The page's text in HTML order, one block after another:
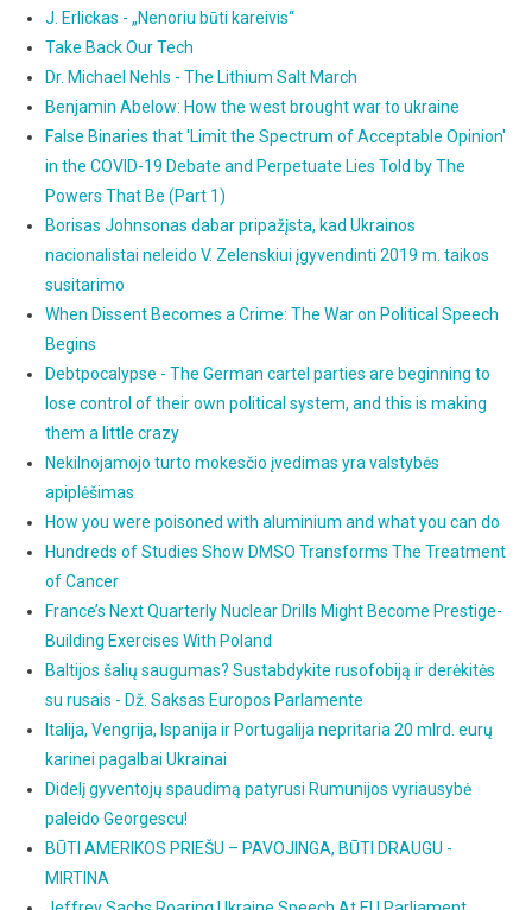
J. Erlickas - „Nenoriu būti kareivis“
Take Back Our Tech
Dr. Michael Nehls - The Lithium Salt March
Benjamin Abelow: How the west brought war to ukraine
False Binaries that 'Limit the Spectrum of Acceptable Opinion'
in the COVID-19 Debate and Perpetuate Lies Told by The
Powers That Be (Part 1)
Borisas Johnsonas dabar pripažįsta, kad Ukrainos
nacionalistai neleido V. Zelenskiui įgyvendinti 2019 m. taikos
susitarimo
When Dissent Becomes a Crime: The War on Political Speech
Begins
Debtpocalypse - The German cartel parties are beginning to
lose control of their own political system, and this is making
them a little crazy
Nekilnojamojo turto mokesčio įvedimas yra valstybės
apiplėšimas
How you were poisoned with aluminium and what you can do
Hundreds of Studies Show DMSO Transforms The Treatment
of Cancer
France’s Next Quarterly Nuclear Drills Might Become Prestige-
Building Exercises With Poland
Baltijos šalių saugumas? Sustabdykite rusofobiją ir derėkitės
su rusais - Dž. Saksas Europos Parlamente
Italija, Vengrija, Ispanija ir Portugalija nepritaria 20 mlrd. eurų
karinei pagalbai Ukrainai
Didelį gyventojų spaudimą patyrusi Rumunijos vyriausybė
paleido Georgescu!
BŪTI AMERIKOS PRIEŠU – PAVOJINGA, BŪTI DRAUGU -
MIRTINA